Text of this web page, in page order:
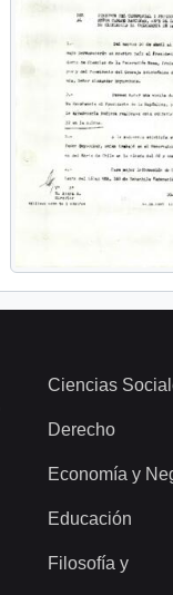
Ciencias
Derecho
Economía y
Educación
Filosofía y